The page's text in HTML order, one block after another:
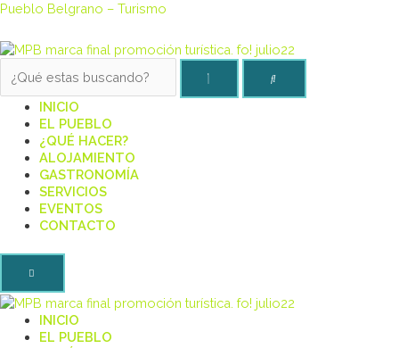
Pueblo Belgrano – Turismo
INICIO
EL PUEBLO
¿QUÉ HACER?
ALOJAMIENTO
GASTRONOMÍA
SERVICIOS
EVENTOS
CONTACTO
INICIO
EL PUEBLO